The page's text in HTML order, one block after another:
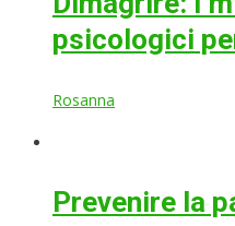
psicologici
Rosanna
Prevenire la